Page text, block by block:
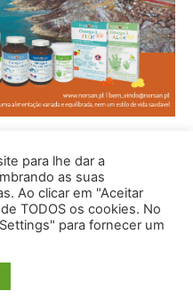
para lhe dar a
as suas
Ao clicar em "Aceitar
TODOS os cookies. No
para fornecer um